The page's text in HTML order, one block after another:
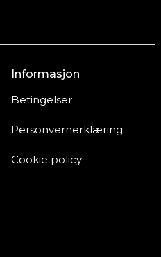
Informasjon
Betingelser
Personvernerklæring
Cookie policy